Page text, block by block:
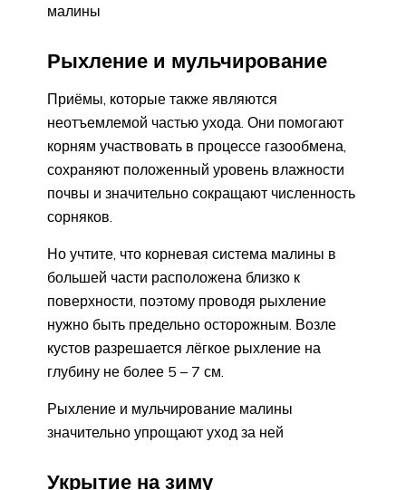
малины
Рыхление и мульчирование
Приёмы, которые также являются
неотъемлемой частью ухода. Они помогают
корням участвовать в процессе газообмена,
сохраняют положенный уровень влажности
почвы и значительно сокращают численность
сорняков.
Но учтите, что корневая система малины в
большей части расположена близко к
поверхности, поэтому проводя рыхление
нужно быть предельно осторожным. Возле
кустов разрешается лёгкое рыхление на
глубину не более 5 – 7 см.
Рыхление и мульчирование малины
значительно упрощают уход за ней
Укрытие на зиму